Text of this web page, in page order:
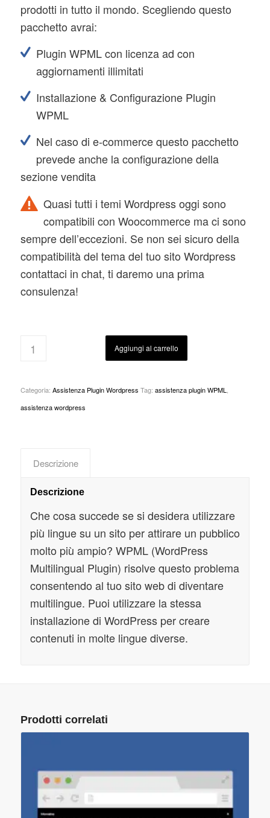
prodotti in tutto il mondo. Scegliendo questo
pacchetto avrai:
Plugin WPML con licenza ad con
aggiornamenti illimitati
Installazione & Configurazione Plugin
WPML
Nel caso di e-commerce questo pacchetto
prevede anche la configurazione della
sezione vendita
Quasi tutti i temi Wordpress oggi sono
compatibili con Woocommerce ma ci sono
sempre dell’eccezioni. Se non sei sicuro della
compatibilità del tema del tuo sito Wordpress
contattaci in chat, ti daremo una prima
consulenza!
Aggiungi al carrello
Categoria: Assistenza Plugin Wordpress Tag: assistenza plugin WPML,
assistenza wordpress
Descrizione
Descrizione
Che cosa succede se si desidera utilizzare
più lingue su un sito per attirare un pubblico
molto più ampio? WPML (WordPress
Multilingual Plugin) risolve questo problema
consentendo al tuo sito web di diventare
multilingue. Puoi utilizzare la stessa
installazione di WordPress per creare
contenuti in molte lingue diverse.
Prodotti correlati